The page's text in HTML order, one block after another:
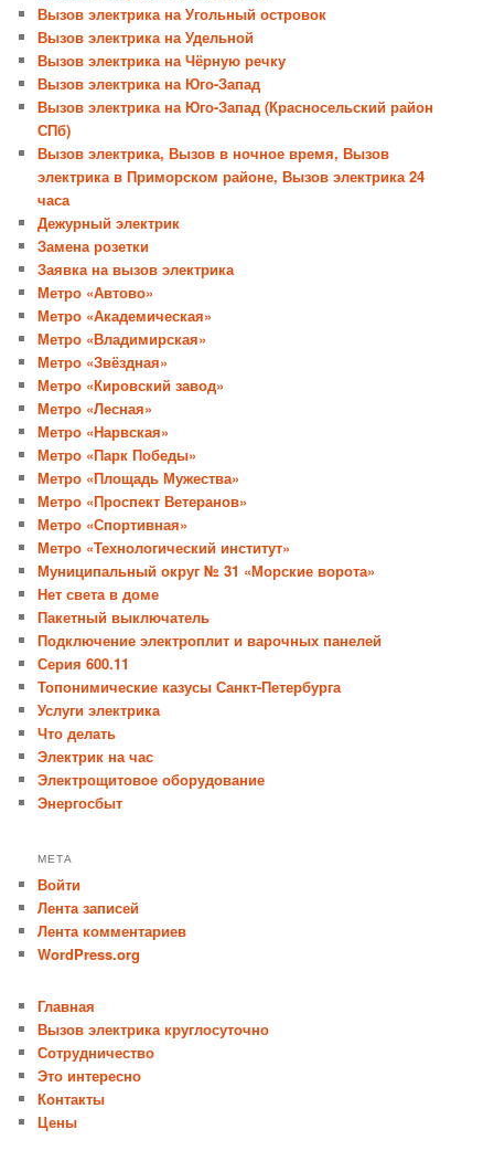
Вызов электрика на Угольный островок
Вызов электрика на Удельной
Вызов электрика на Чёрную речку
Вызов электрика на Юго-Запад
Вызов электрика на Юго-Запад (Красносельский район
СПб)
Вызов электрика, Вызов в ночное время, Вызов
электрика в Приморском районе, Вызов электрика 24
часа
Дежурный электрик
Замена розетки
Заявка на вызов электрика
Метро «Автово»
Метро «Академическая»
Метро «Владимирская»
Метро «Звёздная»
Метро «Кировский завод»
Метро «Лесная»
Метро «Нарвская»
Метро «Парк Победы»
Метро «Площадь Мужества»
Метро «Проспект Ветеранов»
Метро «Спортивная»
Метро «Технологический институт»
Муниципальный округ № 31 «Морские ворота»
Нет света в доме
Пакетный выключатель
Подключение электроплит и варочных панелей
Серия 600.11
Топонимические казусы Санкт-Петербурга
Услуги электрика
Что делать
Электрик на час
Электрощитовое оборудование
Энергосбыт
МЕТА
Войти
Лента записей
Лента комментариев
WordPress.org
Главная
Вызов электрика круглосуточно
Сотрудничество
Это интересно
Контакты
Цены